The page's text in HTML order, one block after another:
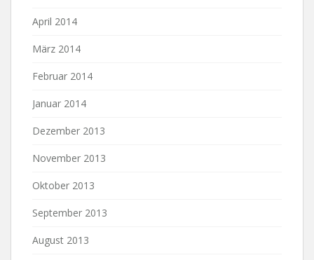
April 2014
März 2014
Februar 2014
Januar 2014
Dezember 2013
November 2013
Oktober 2013
September 2013
August 2013